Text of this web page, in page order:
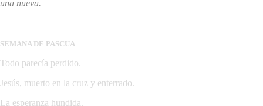
una nueva.
SEMANA DE PASCUA
Todo parecía perdido.
Jesús, muerto en la cruz y enterrado.
La esperanza hundida.